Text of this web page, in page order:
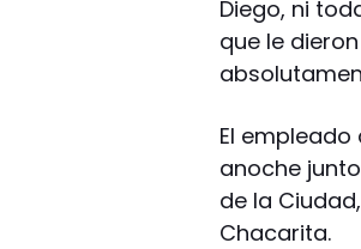
Diego, ni
que le
El
anoche
de la
Chacarita.